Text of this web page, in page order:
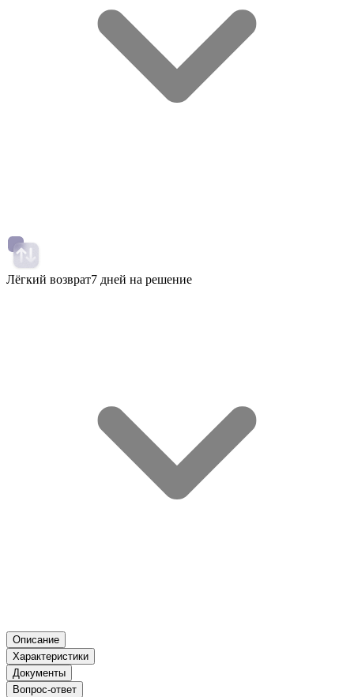
Лёгкий возврат7 дней на решение
Описание
Характеристики
Документы
Вопрос-ответ